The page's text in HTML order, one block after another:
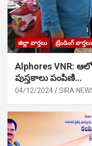
జిల్లా వార్తలు ట్రేండింగ్ వార్తలు
Alphores VNR:
పుస్తకాలు పంపిణి…
04/12/2024 SIRA